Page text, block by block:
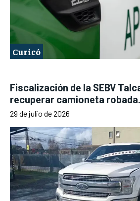
Curicó
Fiscalización de la SEBV
recuperar camioneta
29 de julio de 2026